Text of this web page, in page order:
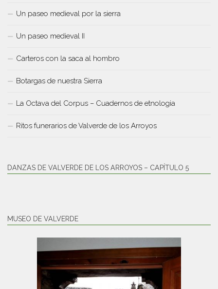
Un paseo medieval por la sierra
Un paseo medieval II
Carteros con la saca al hombro
Botargas de nuestra Sierra
La Octava del Corpus – Cuadernos de etnologia
Ritos funerarios de Valverde de los Arroyos
DANZAS DE VALVERDE DE LOS ARROYOS – CAPÍTULO 5
MUSEO DE VALVERDE